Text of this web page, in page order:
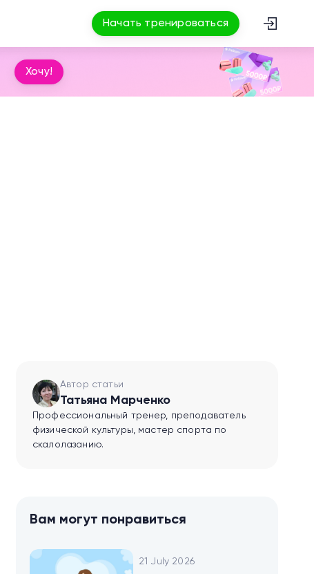
Начать тренироваться
Хочу!
Автор статьи
Татьяна Марченко
Профессиональный тренер, преподаватель
физической культуры, мастер спорта по
скалолазанию.
Вам могут понравиться
21 July 2026